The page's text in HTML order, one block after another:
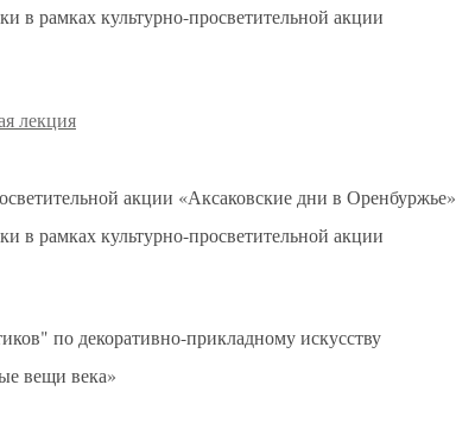
в рамках культурно-просветительной акции
лекция
акции «Аксаковские дни в Оренбуржье»
в рамках культурно-просветительной акции
по декоративно-прикладному искусству
вещи века»